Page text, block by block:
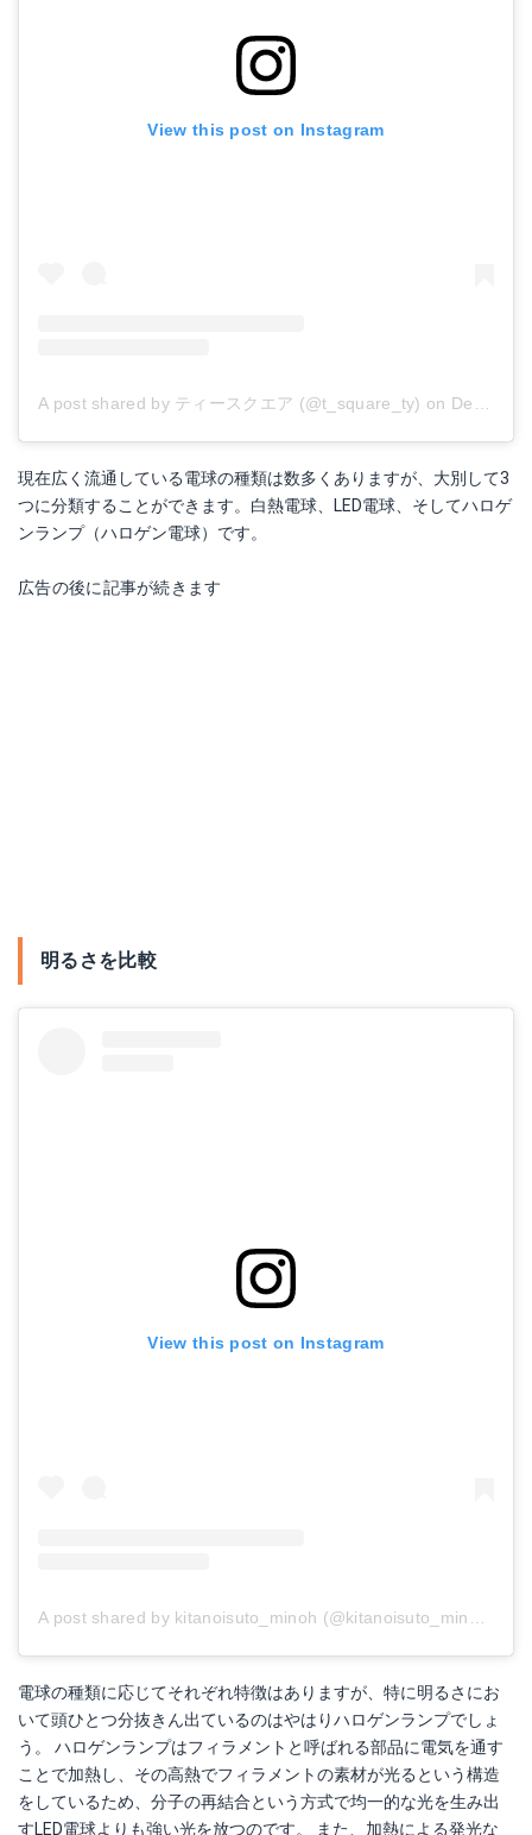
View this post on Instagram
A post shared by ティースクエア (@t_square_ty) on Dec 7, 2017 at 1:18am PST
現在広く流通している電球の種類は数多くありますが、大別して3
つに分類することができます。白熱電球、LED電球、そしてハロゲ
ンランプ（ハロゲン電球）です。
広告の後に記事が続きます
明るさを比較
View this post on Instagram
電球の種類に応じてそれぞれ特徴はありますが、特に明るさにお
いて頭ひとつ分抜きん出ているのはやはりハロゲンランプでしょ
う。 ハロゲンランプはフィラメントと呼ばれる部品に電気を通す
ことで加熱し、その高熱でフィラメントの素材が光るという構造
をしているため、分子の再結合という方式で均一的な光を生み出
すLED電球よりも強い光を放つのです。 また、加熱による発光な